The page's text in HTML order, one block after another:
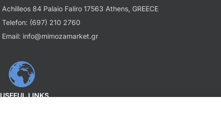
Achilleos 84 Palaio Faliro 17563 Athens, GREECE
Telefon: (697) 210 2760
Email: info@mimozamarket.gr
USEFUL LINKS